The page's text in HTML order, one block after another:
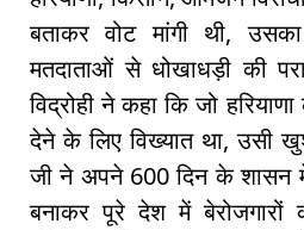
बताकर वोट मांगी थी,
मतदाताओं से धोखाधड़ी की
विद्रोही ने कहा कि जो
देने के लिए विख्यात था, उसी
जी ने अपने 600 दिन के शासन
बनाकर पूरे देश में बेरोजगारों